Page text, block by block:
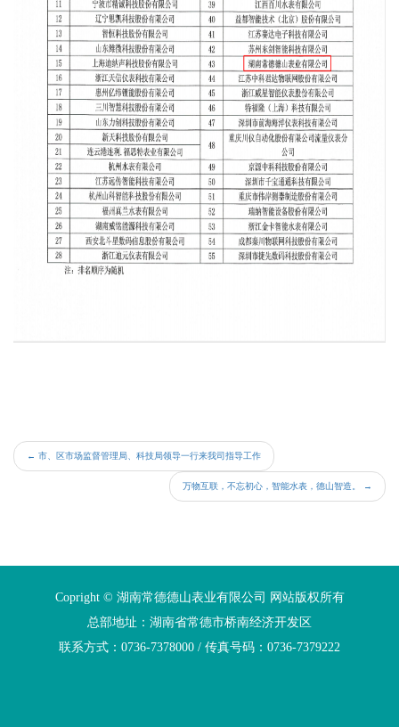
← 市、区市场监督管理局、科技局领导一行来我司指导工作
万物互联，不忘初心，智能水表，德山智造。 →
Copright © 湖南常德德山表业有限公司 网站版权所有
总部地址：湖南省常德市桥南经济开发区
联系方式：0736-7378000 / 传真号码：0736-7379222